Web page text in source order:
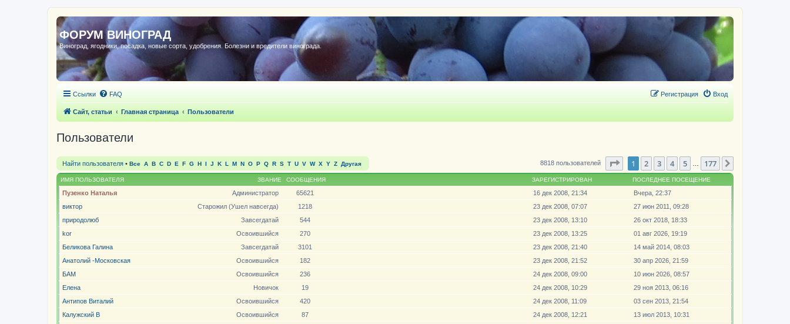
ФОРУМ ВИНОГРАД
Виноград, ягодники, посадка, новые сорта, удобрения. Болезни и вредители винограда.
Ссылки FAQ Вход
Регистрация
Сайт, статьи Главная страница Пользователи
Пользователи
Найти пользователя • Все A B C D E F G H I J K L M N O P Q R S T U V W X Y Z Другая 8818 пользователей Страница1 из 177
1 2 3 4 5 177
ЗВАНИЕ
ИМЯ ПОЛЬЗОВАТЕЛЯ СООБЩЕНИЯ ЗАРЕГИСТРИРОВАН ПОСЛЕДНЕЕ ПОСЕЩЕНИЕ
Администратор
Пузенко Наталья 65621 16 дек 2008, 21:34
Вчера, 22:37
Старожил (Ушел навсегда)
виктор 1218 23 дек 2008, 07:07
27 июн 2011, 09:28
Завсегдатай
природолюб 544 23 дек 2008, 13:10
26 окт 2018, 18:33
Освоившийся
kor 270 23 дек 2008, 13:25
01 авг 2026, 19:19
Завсегдатай
Беликова Галина 3101 23 дек 2008, 21:40
14 май 2014, 08:03
Освоившийся
Анатолий -Московская 182 23 дек 2008, 21:52
30 апр 2026, 21:59
Освоившийся
БАМ 236 24 дек 2008, 09:00
10 июн 2026, 08:57
Новичoк
Елена 19 24 дек 2008, 10:29
29 ноя 2013, 06:16
Освоившийся
Антипов Виталий 420 24 дек 2008, 11:09
03 сен 2013, 21:54
Освоившийся
Калужский В 87 24 дек 2008, 12:21
13 июл 2013, 10:31